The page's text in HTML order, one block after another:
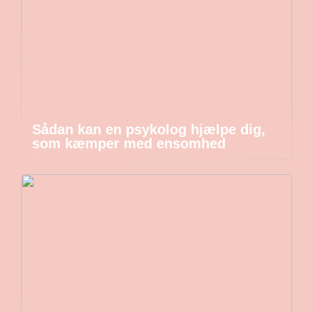
Sådan kan en psykolog hjælpe dig,
som kæmper med ensomhed